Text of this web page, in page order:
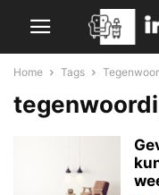
Home Tags